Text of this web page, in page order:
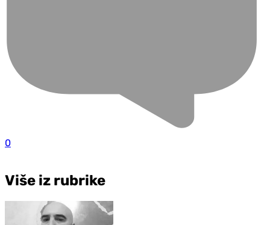
0
Više iz rubrike